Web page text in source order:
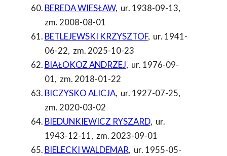
BEREDA WIESŁAW, ur. 1938-09-13,
zm. 2008-08-01
BETLEJEWSKI KRZYSZTOF, ur. 1941-
06-22, zm. 2025-10-23
BIAŁOKOZ ANDRZEJ, ur. 1976-09-
01, zm. 2018-01-22
BICZYSKO ALICJA, ur. 1927-07-25,
zm. 2020-03-02
BIEDUNKIEWICZ RYSZARD, ur.
1943-12-11, zm. 2023-09-01
BIELECKI WALDEMAR, ur. 1955-05-